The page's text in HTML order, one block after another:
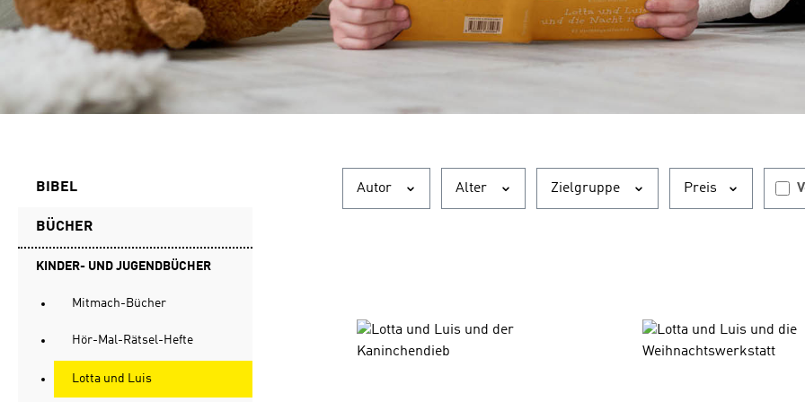
BIBEL
BÜCHER
KINDER- UND JUGENDBÜCHER
Mitmach-Bücher
Hör-Mal-Rätsel-Hefte
Lotta und Luis
Autor Alter Zielgruppe Preis